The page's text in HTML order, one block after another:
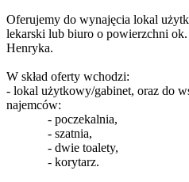
Oferujemy do wynajęcia lokal
lekarski lub biuro o powierzchni
Henryka.
W skład oferty wchodzi:
- lokal użytkowy/gabinet, oraz do
najemców:
- poczekalnia,
- szatnia,
- dwie toalety,
- korytarz.